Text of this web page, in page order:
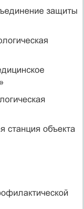
защиты
станция объекта